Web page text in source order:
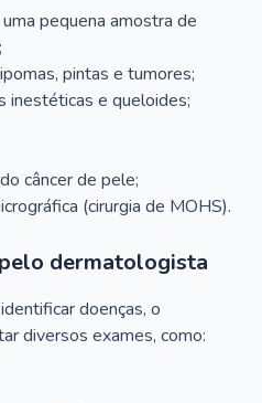
pequena amostra de
pintas e tumores;
inestéticas e queloides;
câncer de pele;
(cirurgia de MOHS).
dermatologista
doenças, o
diversos exames, como: